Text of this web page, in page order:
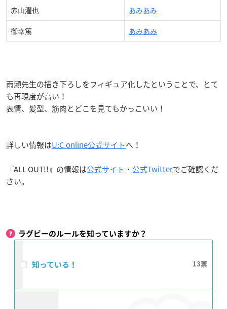
赤山濯也 あみあみ
御幸篤 あみあみ
雨瀬先生の描き下ろしをフィギュア化したということで、とて
も再現度が高い！
表情、髪型、筋肉とどこを見てもかっこいい！
詳しい情報はU:C online公式サイトへ！
『ALL OUT!!』の情報は公式サイト ・ 公式Twitterでご確認くだ
さい。
ラグビーのルールを知っていますか？
知っている！ 13